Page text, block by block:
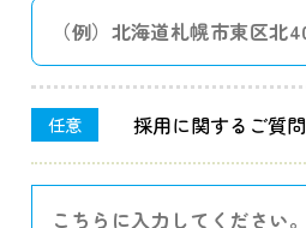
任意 採用に関するご質問